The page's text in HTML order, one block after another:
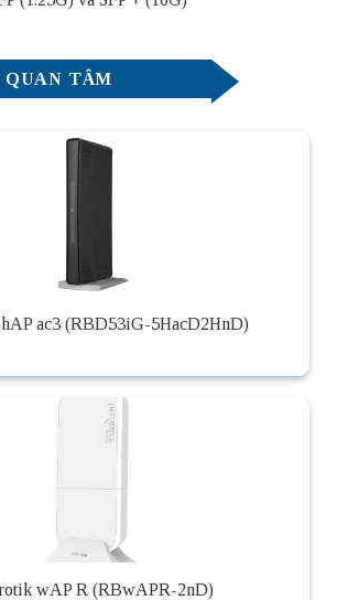
QUAN TÂM
ac3 (RBD53iG-5HacD2HnD)
wAP R (RBwAPR-2nD)